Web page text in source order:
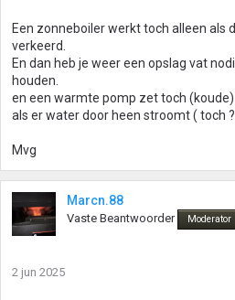
Een zonneboiler werkt toch alleen als
verkeerd.
En dan heb je weer een opslag vat
houden.
en een warmte pomp zet toch
als er water door heen stroomt ( toch
Mvg
Marcn.88
Vaste Beantwoorder Moderator
2 jun 2025